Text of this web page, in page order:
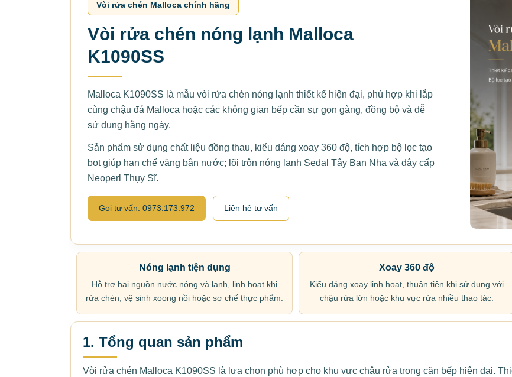
Vòi rửa chén Malloca chính hãng
Vòi rửa chén nóng lạnh Malloca
K1090SS
Malloca K1090SS là mẫu vòi rửa chén nóng lạnh thiết kế hiện đại, phù hợp khi lắp
cùng chậu đá Malloca hoặc các không gian bếp cần sự gọn gàng, đồng bộ và dễ
sử dụng hằng ngày.
Sản phẩm sử dụng chất liệu đồng thau, kiểu dáng xoay 360 độ, tích hợp bộ lọc tạo
bọt giúp hạn chế văng bắn nước; lõi trộn nóng lạnh Sedal Tây Ban Nha và dây cấp
Neoperl Thụy Sĩ.
Gọi tư vấn: 0973.173.972 Liên hệ tư vấn
Nóng lạnh tiện dụng
Hỗ trợ hai nguồn nước nóng và lạnh, linh hoạt khi
rửa chén, vệ sinh xoong nồi hoặc sơ chế thực phẩm.
Xoay 360 độ
Kiểu dáng xoay linh hoạt, thuận tiện khi sử dụng với
chậu rửa lớn hoặc khu vực rửa nhiều thao tác.
1. Tổng quan sản phẩm
Vòi rửa chén Malloca K1090SS là lựa chọn phù hợp cho khu vực chậu rửa trong căn bếp hiện đại.